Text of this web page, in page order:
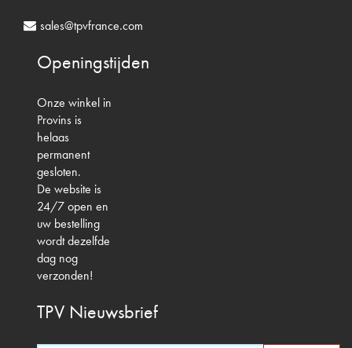
sales@tpvfrance.com
Openingstijden
Onze winkel in
Provins is
helaas
permanent
gesloten.
De website is
24/7 open en
uw bestelling
wordt dezelfde
dag nog
verzonden!
TPV Nieuwsbrief